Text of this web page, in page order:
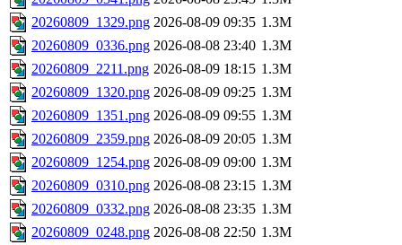
20260809_1329.png 2026-08-09 09:35 1.3M
20260809_0336.png 2026-08-08 23:40 1.3M
20260809_2211.png 2026-08-09 18:15 1.3M
20260809_1320.png 2026-08-09 09:25 1.3M
20260809_1351.png 2026-08-09 09:55 1.3M
20260809_2359.png 2026-08-09 20:05 1.3M
20260809_1254.png 2026-08-09 09:00 1.3M
20260809_0310.png 2026-08-08 23:15 1.3M
20260809_0332.png 2026-08-08 23:35 1.3M
20260809_0248.png 2026-08-08 22:50 1.3M